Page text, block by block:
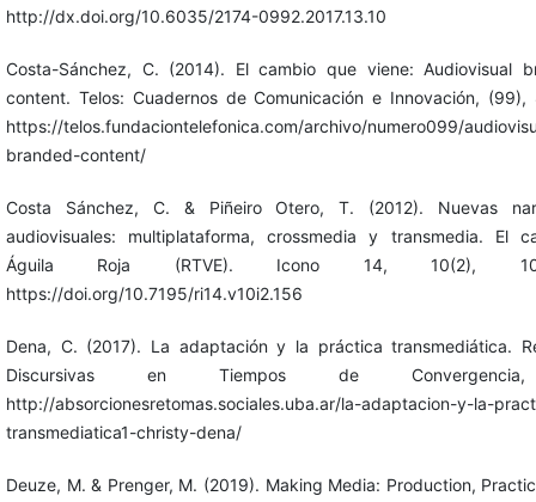
http://dx.doi.org/10.6035/2174-0992.2017.13.10
Costa-Sánchez, C. (2014). El cambio que viene: Audiovisual
content. Telos: Cuadernos de Comunicación e Innovación,
https://telos.fundaciontelefonica.com/archivo/numero099/
branded-content/
Costa Sánchez, C. & Piñeiro Otero, T. (2012). Nuevas
audiovisuales: multiplataforma, crossmedia y transmedia. El
Águila Roja (RTVE). Icono 14, 10(2),
https://doi.org/10.7195/ri14.v10i2.156
Dena, C. (2017). La adaptación y la práctica transmediática.
Discursivas en Tiempos de
http://absorcionesretomas.sociales.uba.ar/la-adaptacion-y-la-
transmediatica1-christy-dena/
Deuze, M. & Prenger, M. (2019). Making Media: Production,